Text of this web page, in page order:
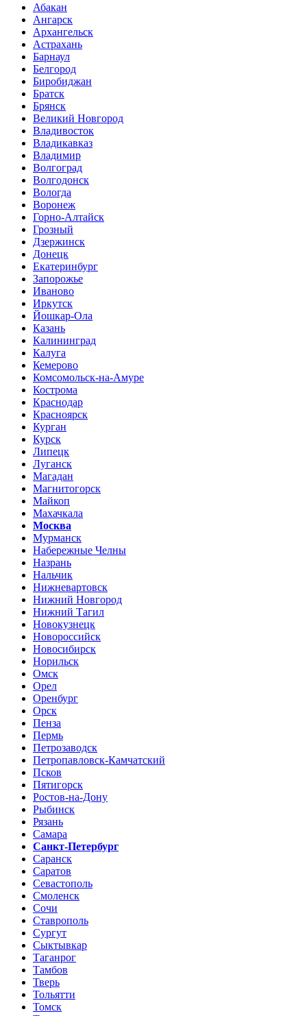
Абакан
Ангарск
Архангельск
Астрахань
Барнаул
Белгород
Биробиджан
Братск
Брянск
Великий Новгород
Владивосток
Владикавказ
Владимир
Волгоград
Волгодонск
Вологда
Воронеж
Горно-Алтайск
Грозный
Дзержинск
Донецк
Екатеринбург
Запорожье
Иваново
Иркутск
Йошкар-Ола
Казань
Калининград
Калуга
Кемерово
Комсомольск-на-Амуре
Кострома
Краснодар
Красноярск
Курган
Курск
Липецк
Луганск
Магадан
Магнитогорск
Майкоп
Махачкала
Москва
Мурманск
Набережные Челны
Назрань
Нальчик
Нижневартовск
Нижний Новгород
Нижний Тагил
Новокузнецк
Новороссийск
Новосибирск
Норильск
Омск
Орел
Оренбург
Орск
Пенза
Пермь
Петрозаводск
Петропавловск-Камчатский
Псков
Пятигорск
Ростов-на-Дону
Рыбинск
Рязань
Самара
Санкт-Петербург
Саранск
Саратов
Севастополь
Смоленск
Сочи
Ставрополь
Сургут
Сыктывкар
Таганрог
Тамбов
Тверь
Тольятти
Томск